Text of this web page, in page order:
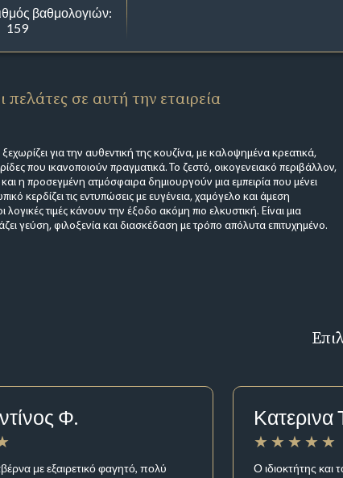
βαθμολογιών:
159
πελάτες σε αυτή την εταιρεία
για την αυθεντική της κουζίνα, με καλοψημένα κρεατικά,
που ικανοποιούν πραγματικά. Το ζεστό, οικογενειακό περιβάλλον,
η προσεγμένη ατμόσφαιρα δημιουργούν μια εμπειρία που μένει
κερδίζει τις εντυπώσεις με ευγένεια, χαμόγελο και άμεση
τιμές κάνουν την έξοδο ακόμη πιο ελκυστική. Είναι μια
γεύση, φιλοξενία και διασκέδαση με τρόπο απόλυτα επιτυχημένο.
Φ.
με εξαιρετικό φαγητό, πολύ
Κατερινα
Ο ιδιοκτήτης και